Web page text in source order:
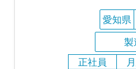
愛知県
製
正社員